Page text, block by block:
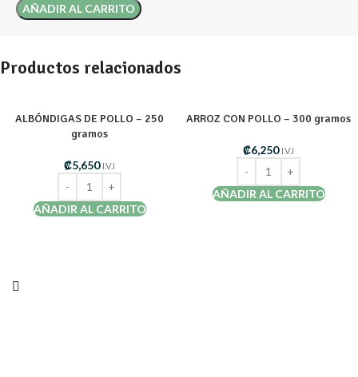
AÑADIR AL CARRITO
Productos relacionados
ALBÓNDIGAS DE POLLO – 250
gramos
₡5,650 I.V.I
AÑADIR AL CARRITO
ARROZ CON POLLO – 300 gramos
₡6,250 I.V.I
AÑADIR AL CARRITO